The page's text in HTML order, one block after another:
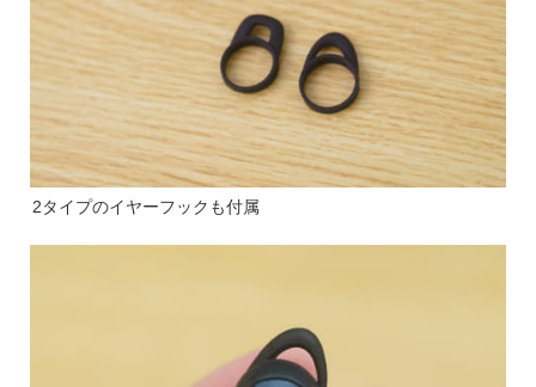
2タイプのイヤーフックも付属